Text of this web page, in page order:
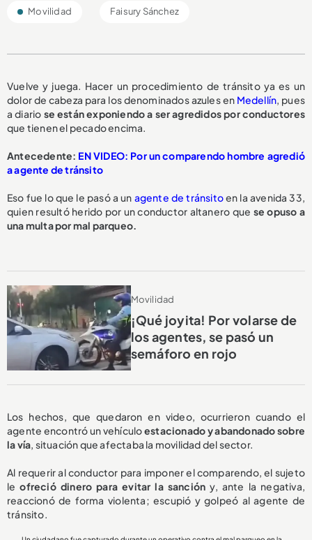
Movilidad Faisury Sánchez
Vuelve y juega. Hacer un procedimiento de tránsito ya es un
dolor de cabeza para los denominados azules en Medellín, pues
a diario se están exponiendo a seragredidos por conductores
que tienen el pecado encima.
Antecedente: EN VIDEO: Por un comparendo hombre agredió
a agente de tránsito
Eso fue lo que le pasó a un agente de tránsitoen la avenida 33,
quien resultó herido por un conductor altanero que se opuso a
una multapor mal parqueo.
Movilidad
¡Qué joyita! Por volarse de
los agentes, se pasó un
semáforo en rojo
Los hechos, que quedaron en video, ocurrieron cuando el
agente encontró un vehículoestacionado y abandonado sobre
la vía, situación que afectaba la movilidad del sector.
Al requerir al conductor para imponer el comparendo, el sujeto
leofreció dinero para evitar la sanción y, ante la negativa,
reaccionó de forma violenta; escupió y golpeó al agente de
tránsito.